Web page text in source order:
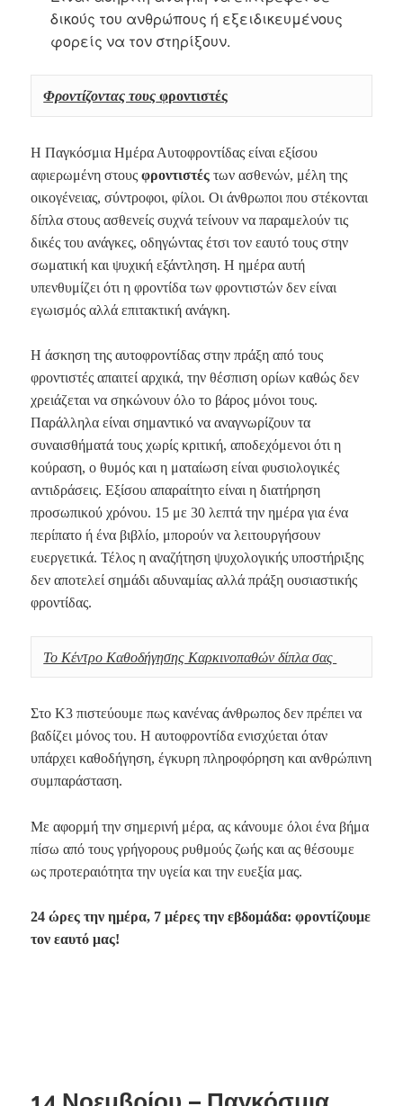
δικούς του ανθρώπους ή εξειδικευμένους
φορείς να τον στηρίξουν.
Φροντίζοντας τους φροντιστές
Η Παγκόσμια Ημέρα Αυτοφροντίδας είναι εξίσου
αφιερωμένη στουςφροντιστές των ασθενών, μέλη της
οικογένειας, σύντροφοι, φίλοι. Οι άνθρωποι που στέκονται
δίπλα στους ασθενείς συχνά τείνουν να παραμελούν τις
δικές του ανάγκες, οδηγώντας έτσι τον εαυτό τους στην
σωματική και ψυχική εξάντληση. Η ημέρα αυτή
υπενθυμίζει ότι η φροντίδα των φροντιστών δεν είναι
εγωισμός αλλά επιτακτική ανάγκη.
Η άσκηση της αυτοφροντίδας στην πράξη από τους
φροντιστές απαιτεί αρχικά, την θέσπιση ορίων καθώς δεν
χρειάζεται να σηκώνουν όλο το βάρος μόνοι τους.
Παράλληλα είναι σημαντικό να αναγνωρίζουν τα
συναισθήματά τους χωρίς κριτική, αποδεχόμενοι ότι η
κούραση, ο θυμός και η ματαίωση είναι φυσιολογικές
αντιδράσεις. Εξίσου απαραίτητο είναι η διατήρηση
προσωπικού χρόνου. 15 με 30 λεπτά την ημέρα για ένα
περίπατο ή ένα βιβλίο, μπορούν να λειτουργήσουν
ευεργετικά. Τέλος η αναζήτηση ψυχολογικής υποστήριξης
δεν αποτελεί σημάδι αδυναμίας αλλά πράξη ουσιαστικής
φροντίδας.
Το Κέντρο Καθοδήγησης Καρκινοπαθών δίπλα σας
Στο Κ3 πιστεύουμε πως κανένας άνθρωπος δεν πρέπει να
βαδίζει μόνος του. Η αυτοφροντίδα ενισχύεται όταν
υπάρχει καθοδήγηση, έγκυρη πληροφόρηση και ανθρώπινη
συμπαράσταση.
Με αφορμή την σημερινή μέρα, ας κάνουμε όλοι ένα βήμα
πίσω από τους γρήγορους ρυθμούς ζωής και ας θέσουμε
ως προτεραιότητα την υγεία και την ευεξία μας.
24 ώρες την ημέρα, 7 μέρες την εβδομάδα: φροντίζουμε
τον εαυτό μας!